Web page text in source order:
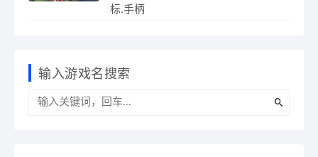
标.手柄
输入游戏名搜索